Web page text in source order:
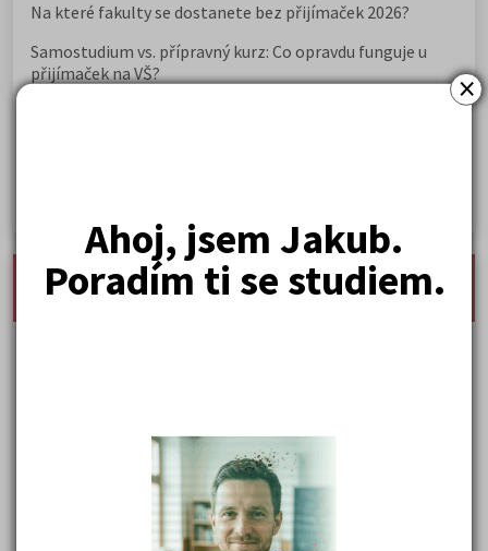
×
Ahoj, jsem Jakub.
Poradím ti se studiem.
Na které fakulty se dostanete bez přijímaček 2026?
Samostudium vs. přípravný kurz: Co opravdu funguje u
přijímaček na VŠ?
nejnovější seminárky, maturitní otázky a čtenářsky
deník
Důležité reakce organických sloučenin a jejich význam
Zákonitosti v elektronové struktuře
Základní charakteristiky obyvatelstva a geografie sídel